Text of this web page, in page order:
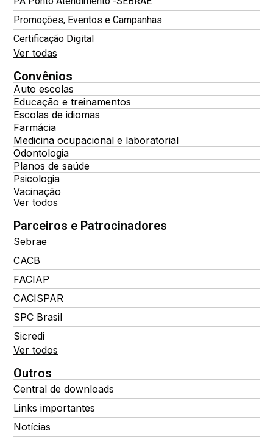
Promoções, Eventos e Campanhas
Certificação Digital
Ver todas
Convênios
Auto escolas
Educação e treinamentos
Escolas de idiomas
Farmácia
Medicina ocupacional e laboratorial
Odontologia
Planos de saúde
Psicologia
Vacinação
Ver todos
Parceiros e Patrocinadores
Sebrae
CACB
FACIAP
CACISPAR
SPC Brasil
Sicredi
Ver todos
Outros
Central de downloads
Links importantes
Notícias